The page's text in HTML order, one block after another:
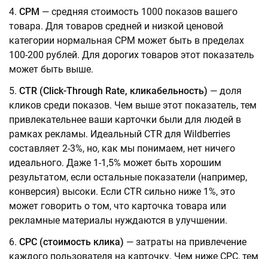
СРМ — средняя стоимость 1000 показов вашего
товара. Для товаров средней и низкой ценовой
категории нормальная СРМ может быть в пределах
100-200 рублей. Для дорогих товаров этот показатель
может быть выше.
CTR (Click-Through Rate, кликабельность) — доля
кликов среди показов. Чем выше этот показатель, тем
привлекательнее ваши карточки были для людей в
рамках рекламы. Идеальный CTR для Wildberries
составляет 2-3%, но, как мы понимаем, нет ничего
идеального. Даже 1-1,5% может быть хорошим
результатом, если остальные показатели (например,
конверсия) высоки. Если CTR сильно ниже 1%, это
может говорить о том, что карточка товара или
рекламные материалы нуждаются в улучшении.
СРС (стоимость клика) — затраты на привлечение
каждого пользователя на карточку. Чем ниже CPC, тем